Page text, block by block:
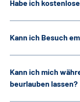
Habe ich
Kann ich Besuch
Kann ich mich
beurlauben lassen?